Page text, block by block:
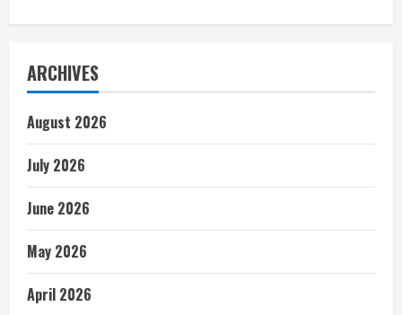
ARCHIVES
August 2026
July 2026
June 2026
May 2026
April 2026